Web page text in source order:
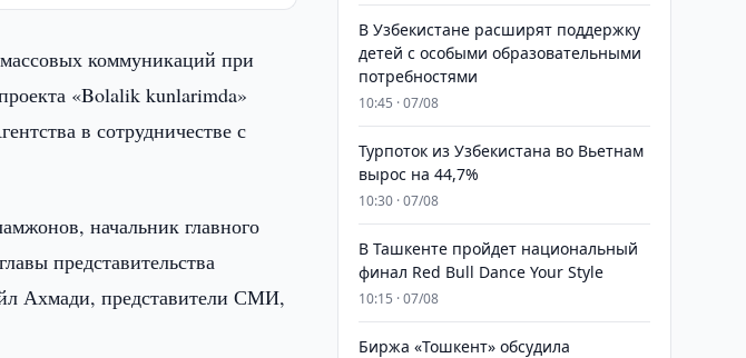
коммуникаций при
«Bolalik kunlarimda»
в сотрудничестве с
начальник главного
представительства
Ахмади, представители СМИ,
В Узбекистане расширят поддержку
детей с особыми образовательными
потребностями
10:45 · 07/08
Турпоток из Узбекистана во Вьетнам
вырос на 44,7%
10:30 · 07/08
В Ташкенте пройдет национальный
финал Red Bull Dance Your Style
10:15 · 07/08
Биржа «Тошкент» обсудила